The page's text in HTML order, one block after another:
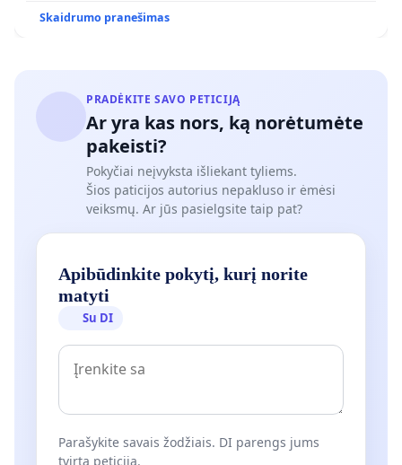
Skaidrumo pranešimas
PRADĖKITE SAVO PETICIJĄ
Ar yra kas nors, ką norėtumėte
pakeisti?
Pokyčiai neįvyksta išliekant tyliems.
Šios paticijos autorius nepakluso ir ėmėsi
veiksmų. Ar jūs pasielgsite taip pat?
Apibūdinkite pokytį, kurį norite
matyti
Su DI
Parašykite savais žodžiais. DI parengs jums
tvirtą peticiją.